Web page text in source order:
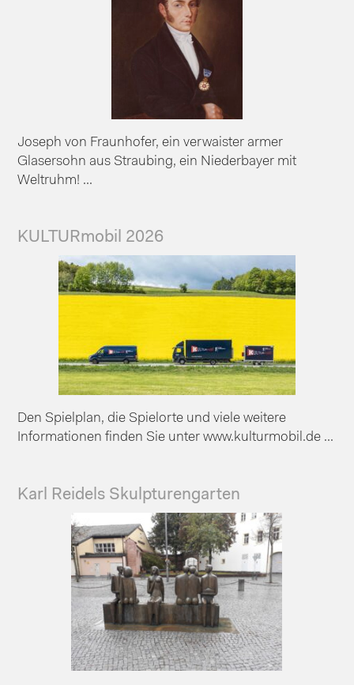
Joseph von Fraunhofer, ein verwaister armer
Glasersohn aus Straubing, ein Niederbayer mit
Weltruhm! ...
KULTURmobil 2026
Den Spielplan, die Spielorte und viele weitere
Informationen finden Sie unter www.kulturmobil.de ...
Karl Reidels Skulpturengarten